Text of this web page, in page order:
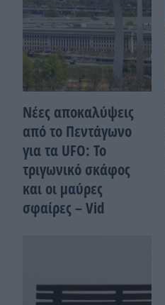
Νέες αποκαλύψεις
από το Πεντάγωνο
για τα UFO: Το
τριγωνικό σκάφος
και οι μαύρες
σφαίρες – Vid